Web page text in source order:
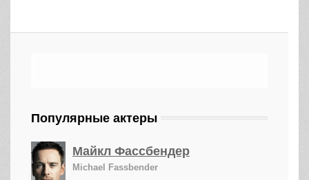
Популярные актеры
Майкл Фассбендер
Michael Fassbender